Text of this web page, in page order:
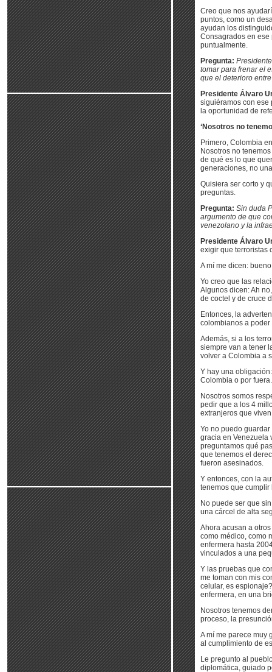
Creo que nos
puntos, como un
ayudan los
Consagrados en ese
puntualmente.
Pregunta:
tomar para frenar el
que el deterioro
Presidente Álvaro
siguiéramos con ese
la oportunidad de
‘Nosotros no
Primero, Colombia
Nosotros no
de qué es lo que
generaciones, no
Quisiera ser corto y
preguntas.
Pregunta: Sin duda
argumento de que
venezolano y la
Presidente Álvaro
exigir que terroristas
A mí me dicen:
Yo creo que las
Algunos dicen: Ah
de coctel y de cruce
Entonces, la
colombianos a
Además, si a los
siempre van a tener
volver a Colombia a
Y hay una
Colombia o por fuera.
Nosotros somos
pedir que a los 4
extranjeros que
Yo no puedo
gracia en Venezuela
preguntamos qué
que tenemos el
fueron asesinados.
Y entonces, con la
tenemos que
No puede ser que
una cárcel de alta
Ahora acusan a
como médico, como
enfermera hasta
vinculados a una
Y las pruebas que
me toman con mis
celular, es
enfermera, en una
Nosotros tenemos
proceso, la
A mí me parece muy
al cumplimiento de
Le pregunto al
diplomática, guiado